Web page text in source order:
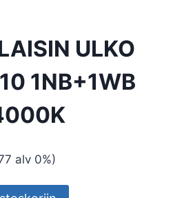
ULKO
1NB+1WB
alv 0%)